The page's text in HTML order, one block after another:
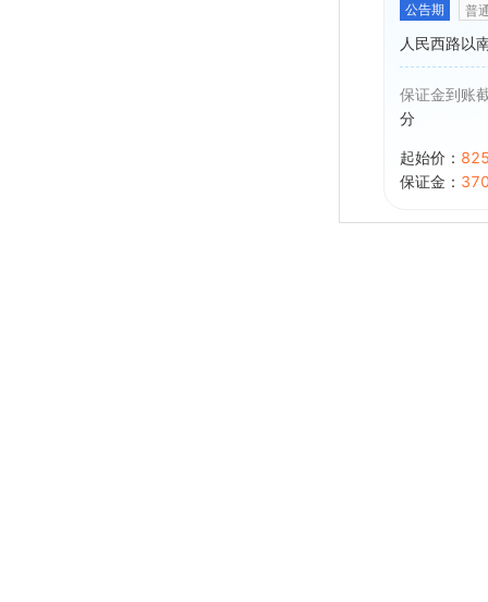
公告期 普
人民西路以
保证金到账
分
起始价：
保证金：